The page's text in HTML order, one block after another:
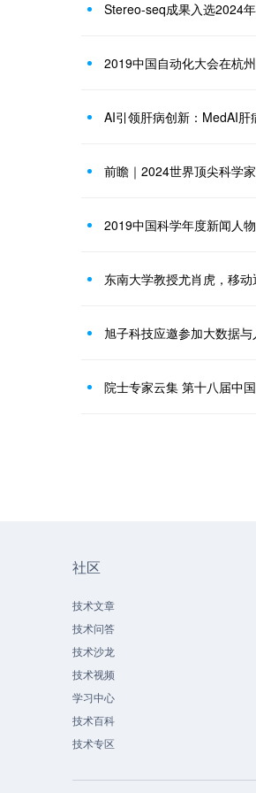
Stereo-seq成果入选2024
2019中国自动化大会在杭
AI引领肝病创新：MedAI
前瞻｜2024世界顶尖科学
2019中国科学年度新闻人
东南大学教授尤肖虎，移
旭子科技应邀参加大数据
院士专家云集 第十八届中
社区
技术文章
技术问答
技术沙龙
技术视频
学习中心
技术百科
技术专区